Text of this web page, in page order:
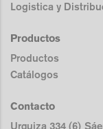
Logistica y
Productos
Productos
Catálogos
Contacto
Urquiza 334 (6)